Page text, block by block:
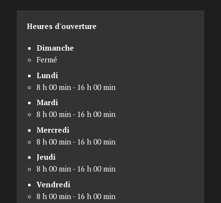
Heures d'ouverture
Dimanche
Fermé
Lundi
8 h 00 min - 16 h 00 min
Mardi
8 h 00 min - 16 h 00 min
Mercredi
8 h 00 min - 16 h 00 min
Jeudi
8 h 00 min - 16 h 00 min
Vendredi
8 h 00 min - 16 h 00 min